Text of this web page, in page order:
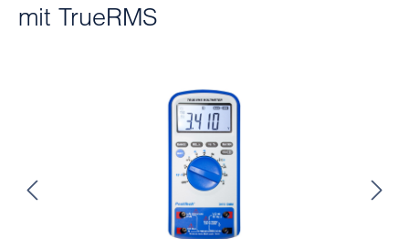
mit TrueRMS
Bildergalerie überspringen